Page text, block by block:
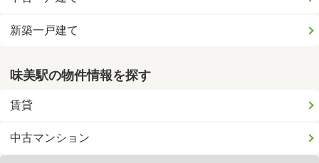
新築一戸建て
味美駅の物件情報を探す
賃貸
中古マンション